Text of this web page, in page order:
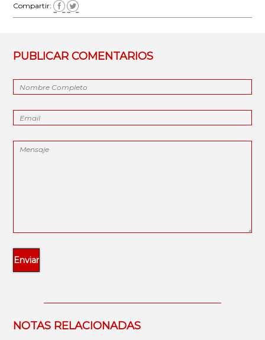
Compartir:
PUBLICAR COMENTARIOS
NOTAS RELACIONADAS